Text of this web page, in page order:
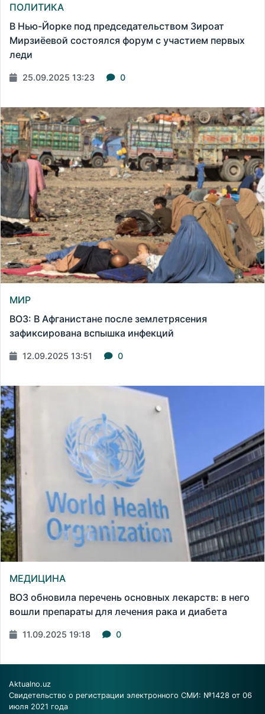
ПОЛИТИКА
В Нью-Йорке под председательством Зироат
Мирзиёевой состоялся форум с участием первых
леди
25.09.2025 13:23 0
МИР
ВОЗ: В Афганистане после землетрясения
зафиксирована вспышка инфекций
12.09.2025 13:51 0
МЕДИЦИНА
ВОЗ обновила перечень основных лекарств: в него
вошли препараты для лечения рака и диабета
11.09.2025 19:18 0
Aktualno.uz
Свидетельство о регистрации электронного СМИ: №1428 от 06
июля 2021 года